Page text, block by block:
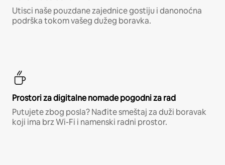
Utisci naše pouzdane zajednice gostiju i danonoćna
podrška tokom vašeg dužeg boravka.
Prostori za digitalne nomade pogodni za rad
Putujete zbog posla? Nađite smeštaj za duži boravak
koji ima brz Wi-Fi i namenski radni prostor.